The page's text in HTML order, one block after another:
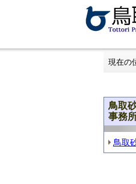
現在の
鳥取
事務
鳥取